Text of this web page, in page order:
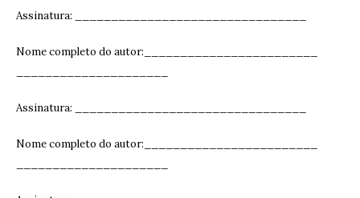
Assinatura: ______________________________
Nome completo do autor:________________________
Assinatura: ______________________________
Nome completo do autor:________________________